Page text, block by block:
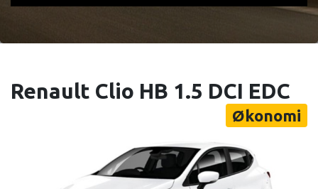
Renault Clio HB 1.5 DCI EDC
Økonomi